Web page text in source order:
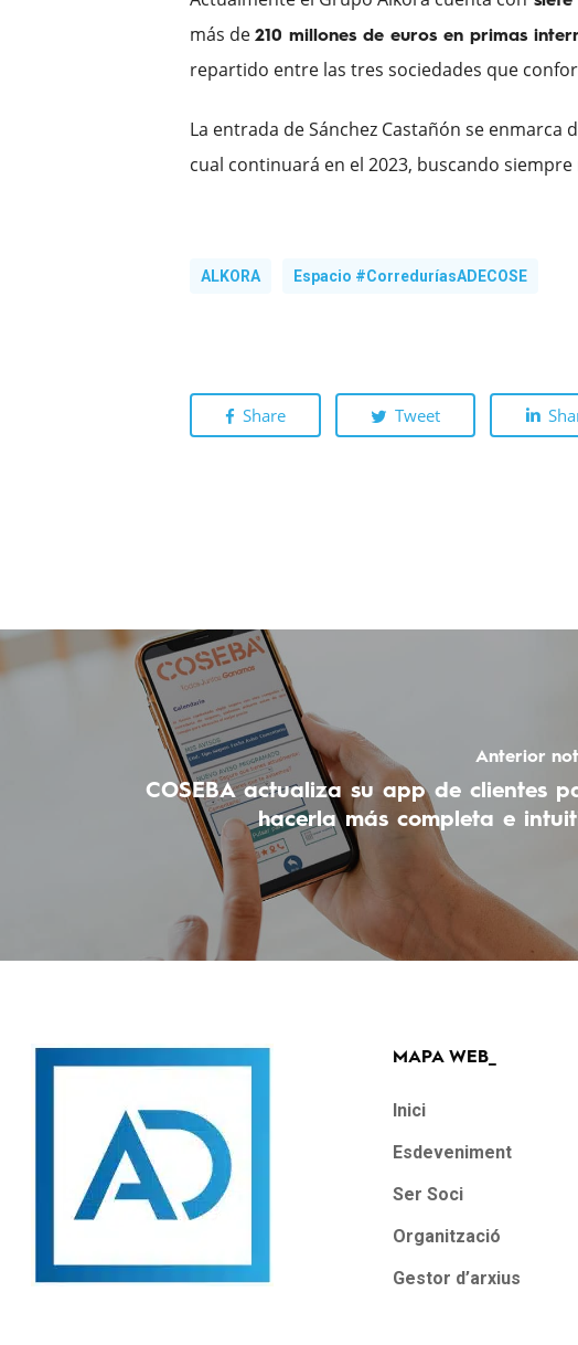
más de210 millones de euros en primas
repartido entre las tres sociedades que
La entrada de Sánchez Castañón se enmarca
cual continuará en el 2023, buscando
ALKORA Espacio #CorreduríasADECOSE
Share Tweet
Anterior
COSEBA actualiza su app de clientes
hacerla más completa e
MAPA WEB_
Inici
Esdeveniment
Ser Soci
Organització
Gestor d’arxius